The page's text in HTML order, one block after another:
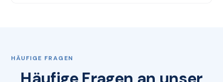
HÄUFIGE FRAGEN